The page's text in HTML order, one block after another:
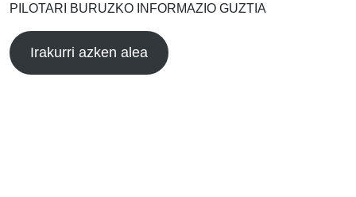
PILOTARI BURUZKO INFORMAZIO GUZTIA
Irakurri azken alea